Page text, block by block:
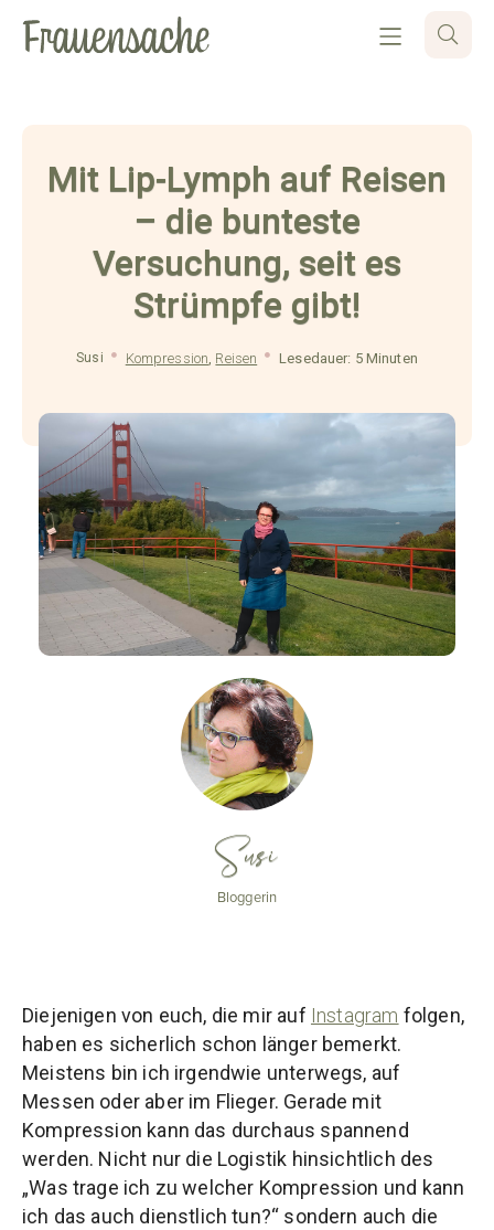
Mit Lip-Lymph auf Reisen
– die bunteste
Versuchung, seit es
Strümpfe gibt!
Susi Kompression, Reisen Lesedauer: 5 Minuten
Susi
Bloggerin
Diejenigen von euch, die mir auf Instagram folgen,
haben es sicherlich schon länger bemerkt.
Meistens bin ich irgendwie unterwegs, auf
Messen oder aber im Flieger. Gerade mit
Kompression kann das durchaus spannend
werden. Nicht nur die Logistik hinsichtlich des
„Was trage ich zu welcher Kompression und kann
ich das auch dienstlich tun?“ sondern auch die